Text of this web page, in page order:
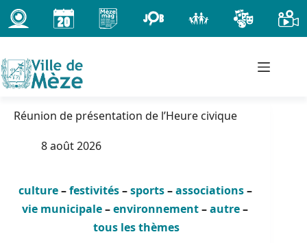
Passer
au
contenu
Réunion de présentation de l’Heure civique
8 août 2026
culture–festivités–sports–associations–
vie municipale–environnement–autre–
tous les thèmes